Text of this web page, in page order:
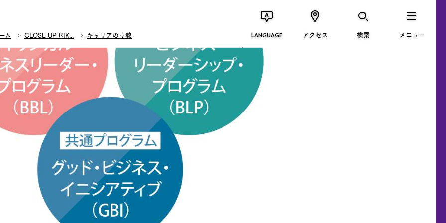
ム CLOSE UP RIK... キャリアの立教 LANGUAGE アクセス 検索 メニュー